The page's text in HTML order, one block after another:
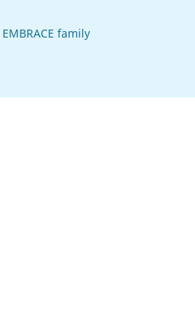
EMBRACE family